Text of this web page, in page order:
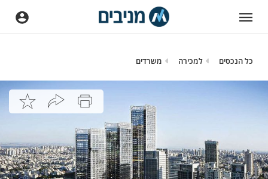
כל הנכסים למכירה משרדים